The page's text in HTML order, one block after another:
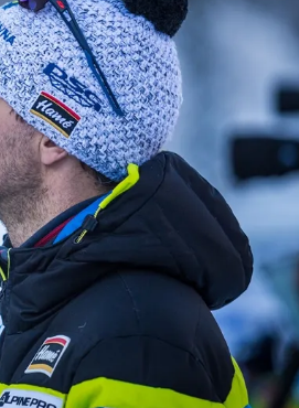
pětiboj
hry
volejbal
Triatlon
Veslování
Vodní slalom
Volejbal
Ostatní